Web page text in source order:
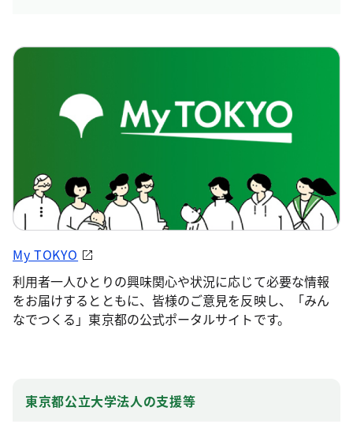
My TOKYO
利用者一人ひとりの興味関心や状況に応じて必要な情報
をお届けするとともに、皆様のご意見を反映し、「みん
なでつくる」東京都の公式ポータルサイトです。
東京都公立大学法人の支援等